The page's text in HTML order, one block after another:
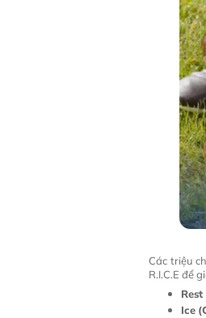
Các triệu
R.I.C.E để
Ice